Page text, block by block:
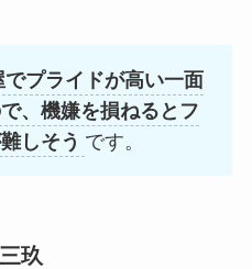
でプライドが高い一面
、機嫌を損ねるとフ
しそう です。
玖